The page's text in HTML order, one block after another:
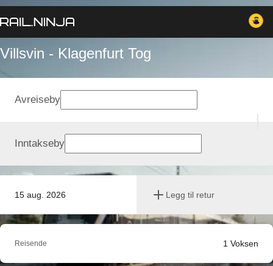
Villsvin - Klagenfurt Tog
15 aug. 2026 Legg til retur
Avreiseby
Inntakseby
Reisende 1 Voksen